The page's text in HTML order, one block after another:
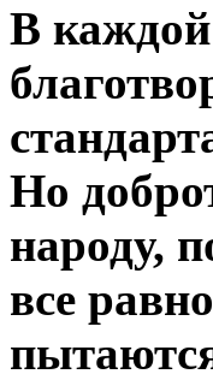
В каждой
Но
народу,
все